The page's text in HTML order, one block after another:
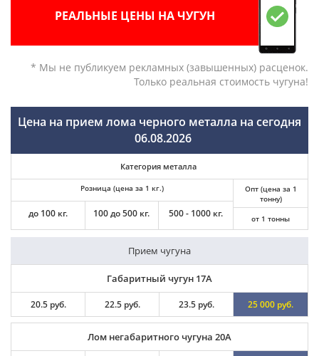
РЕАЛЬНЫЕ ЦЕНЫ НА ЧУГУН
* Мы не публикуем рекламных (завышенных) расценок.
Только реальная стоимость чугуна!
Цена на прием лома черного металла на сегодня
06.08.2026
Категория металла
Розница (цена за 1 кг.)
до 100 кг. 100 до 500 кг. 500 - 1000 кг.
Опт (цена за 1
тонну)
от 1 тонны
Прием чугуна
Габаритный чугун 17А
20.5 руб. 22.5 руб. 23.5 руб. 25 000 руб.
Лом негабаритного чугуна 20А